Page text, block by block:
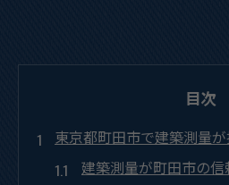
目次
東京都町田市で建築測量
建築測量が町田市の